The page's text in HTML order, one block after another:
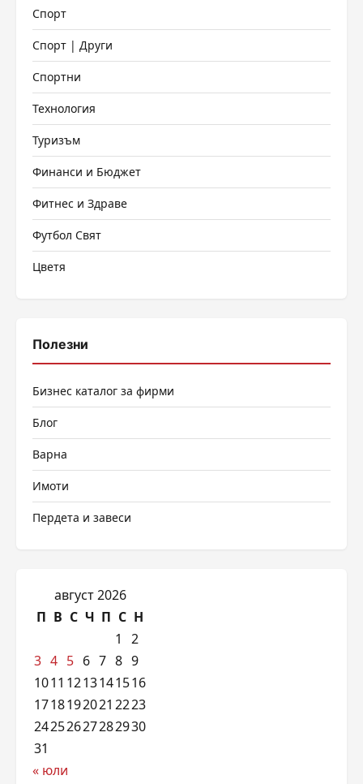
Спорт
Спорт | Други
Спортни
Технология
Туризъм
Финанси и Бюджет
Фитнес и Здраве
Футбол Свят
Цветя
Полезни
Бизнес каталог за фирми
Блог
Варна
Имоти
Пердета и завеси
август 2026
П В С Ч П С Н
1
2
3 4 5 6 7 8 9
1011 1213141516
1718192021 2223
24252627282930
31
« юли